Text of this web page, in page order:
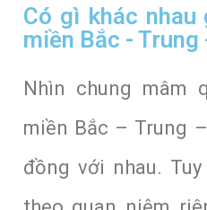
Có gì khác nhau
miền Bắc - Trung
Nhìn chung mâm
miền Bắc – Trung
đồng với nhau.